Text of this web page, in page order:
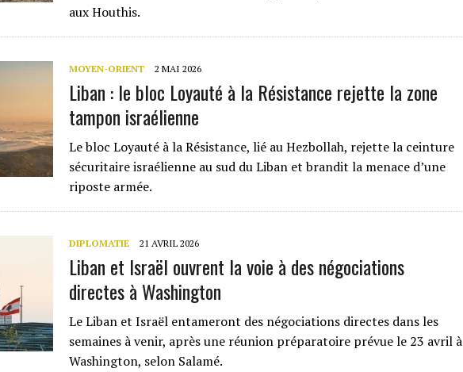
aux Houthis.
MOYEN-ORIENT 2 MAI 2026
Liban : le bloc Loyauté à la Résistance rejette la zone
tampon israélienne
Le bloc Loyauté à la Résistance, lié au Hezbollah, rejette la ceinture
sécuritaire israélienne au sud du Liban et brandit la menace d’une
riposte armée.
DIPLOMATIE 21 AVRIL 2026
Liban et Israël ouvrent la voie à des négociations
directes à Washington
Le Liban et Israël entameront des négociations directes dans les
semaines à venir, après une réunion préparatoire prévue le 23 avril à
Washington, selon Salamé.